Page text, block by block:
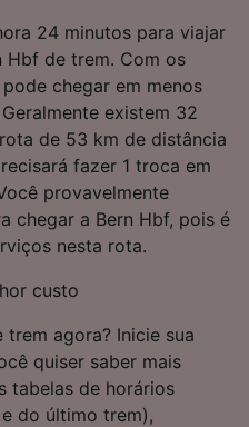
24 minutos para viajar
Hbf de trem. Com os
chegar em menos
existem 32
de 53 km de distância
fazer 1 troca em
provavelmente
chegar a Bern Hbf, pois é
nesta rota.
custo
trem agora? Inicie sua
quiser saber mais
tabelas de horários
do último trem),